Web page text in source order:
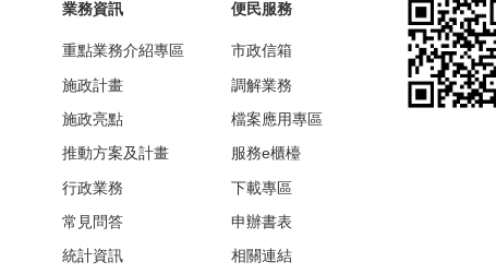
業務資訊
重點業務介紹專區
施政計畫
施政亮點
推動方案及計畫
行政業務
常見問答
統計資訊
便民服務
市政信箱
調解業務
檔案應用專區
服務e櫃檯
下載專區
申辦書表
相關連結